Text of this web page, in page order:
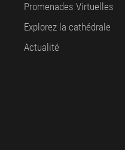
Promenades Virtuelles
Explorez la cathédrale
Actualité